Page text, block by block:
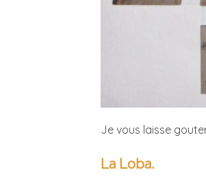
Je vous laisse
La Loba.